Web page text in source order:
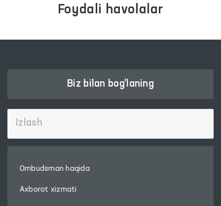
Foydali havolalar
Biz bilan bog'laning
Ombudsman haqida
Axborot xizmati